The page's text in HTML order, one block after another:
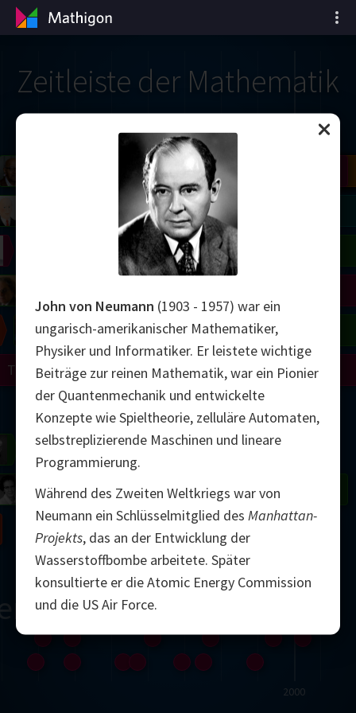
Zeitleiste der Mathematik
2000
Perelman
Zhang
Daubechies
Bourgain
Wiles
Shamir
Yau
Matiyasevich
Thurston
Uhlenbeck
Conway
Langlands
Nash
Grothendieck
Mandelbrot
Wilkins
Johnson
Gardner
Erdős
Turing
Chern
John von Neumann (1903 - 1957) war ein
ungarisch-amerikanischer Mathematiker,
Physiker und Informatiker. Er leistete wichtige
Beiträge zur reinen Mathematik, war ein Pionier
der Quantenmechanik und entwickelte
Konzepte wie Spieltheorie, zelluläre Automaten,
selbstreplizierende Maschinen und lineare
Programmierung.
Während des Zweiten Weltkriegs war von
Neumann ein Schlüsselmitglied des Manhattan-
Projekts, das an der Entwicklung der
Wasserstoffbombe arbeitete. Später
konsultierte er die Atomic Energy Commission
und die US Air Force.